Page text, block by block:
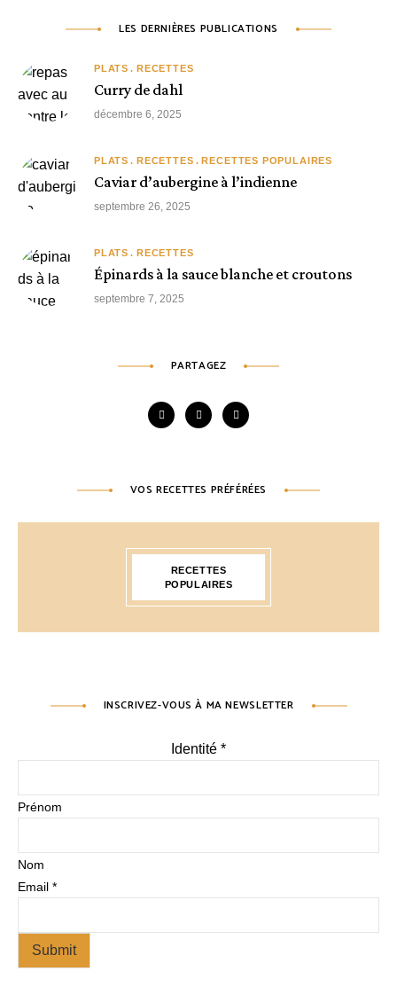
LES DERNIÈRES PUBLICATIONS
PLATS RECETTES
Curry de dahl
décembre 6, 2025
PLATS RECETTES RECETTES POPULAIRES
Caviar d’aubergine à l’indienne
septembre 26, 2025
PLATS RECETTES
Épinards à la sauce blanche et croutons
septembre 7, 2025
PARTAGEZ
VOS RECETTES PRÉFÉRÉES
RECETTES
POPULAIRES
INSCRIVEZ-VOUS À MA NEWSLETTER
Identité *
Prénom
Nom
Email *
Submit